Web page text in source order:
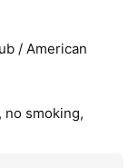
/ American
no smoking,